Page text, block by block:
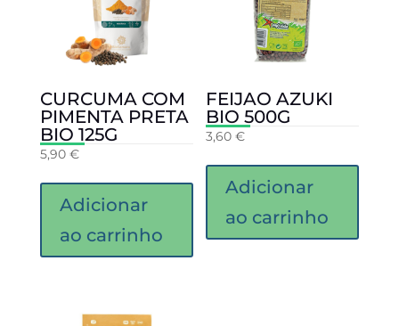
CURCUMA COM
PIMENTA PRETA
BIO 125G
5,90 €
Adicionar
ao carrinho
FEIJAO AZUKI
BIO 500G
3,60€
Adicionar
ao carrinho